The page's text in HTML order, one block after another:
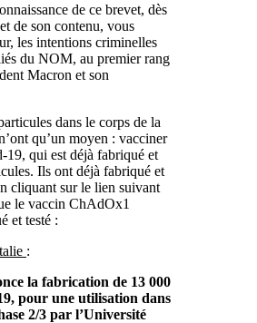
de ce brevet, dès
de son contenu, vous
les intentions criminelles
du NOM, au premier rang
Macron et son
dans le corps de la
qu’un moyen : vacciner
qui est déjà fabriqué et
Ils ont déjà fabriqué et
cliquant sur le lien suivant
le vaccin ChAdOx1
et testé :
:
la fabrication de 13 000
pour une utilisation dans
2/3 par l’Université